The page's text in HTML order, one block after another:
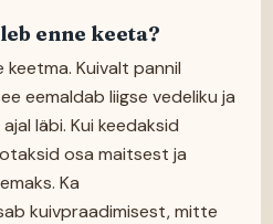
enne keeta?
keetma. Kuivalt pannil
eemaldab liigse vedeliku ja
läbi. Kui keedaksid
osa maitsest ja
Ka
kuivpraadimisest, mitte